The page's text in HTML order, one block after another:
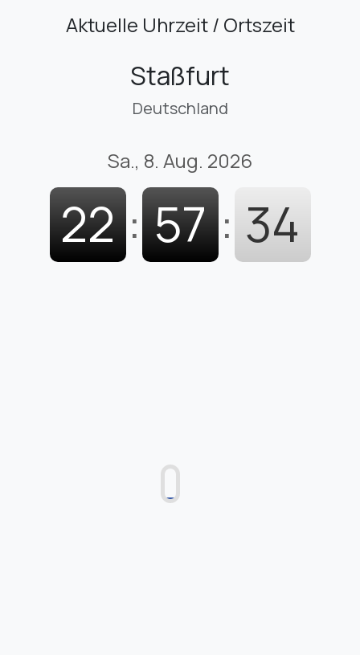
Aktuelle Uhrzeit / Ortszeit
Staßfurt
Deutschland
Sa., 8. Aug. 2026
22 : 57 : 35